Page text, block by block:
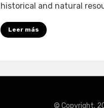
Plan
historical and natural
Leer más
© Copyright.